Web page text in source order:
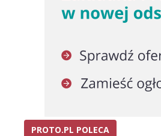
PROTO.PL POLECA